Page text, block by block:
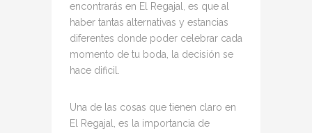
encontrarás en El Regajal, es que al
haber tantas alternativas y estancias
diferentes donde poder celebrar cada
momento de tu boda, la decisión se
hace dificil.
Una de las cosas que tienen claro en
El Regajal, es la importancia de